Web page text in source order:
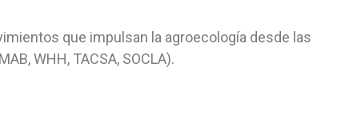
que impulsan la agroecología desde las
WHH, TACSA, SOCLA).